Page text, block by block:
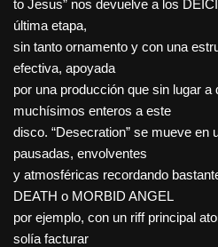
to Jesus” nos devuelve a los
última etapa,
sin tanto ornamento y con una
efectiva, apoyada
por una producción que sin lugar a
muchísimos enteros a este
disco. “Desecration” se mueve en
pausadas, envolventes
y atmosféricas recordando
DEATH o MORBID ANGEL
por ejemplo, con un riff principal
solía facturar